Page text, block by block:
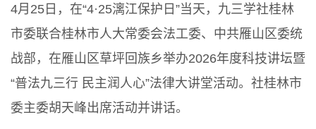
4月25日，在“4·25漓江保护日”当天，九三学社桂林
市委联合桂林市人大常委会法工委、中共雁山区委统
战部，在雁山区草坪回族乡举办2026年度科技讲坛暨
“普法九三行 民主润人心”法律大讲堂活动。社桂林市
委主委胡天峰出席活动并讲话。